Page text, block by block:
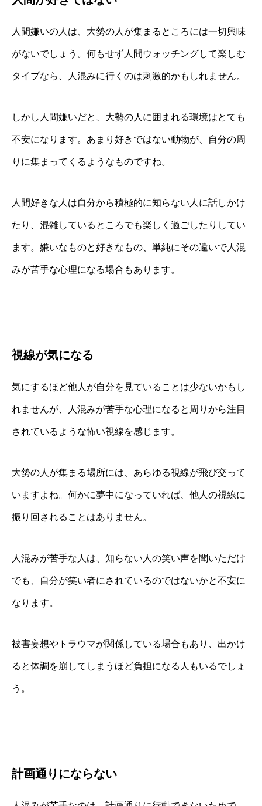
人間嫌いの人は、大勢の人が集まるところには一切興味
がないでしょう。何もせず人間ウォッチングして楽しむ
タイプなら、人混みに行くのは刺激的かもしれません。
しかし人間嫌いだと、大勢の人に囲まれる環境はとても
不安になります。あまり好きではない動物が、自分の周
りに集まってくるようなものですね。
人間好きな人は自分から積極的に知らない人に話しかけ
たり、混雑しているところでも楽しく過ごしたりしてい
ます。嫌いなものと好きなもの、単純にその違いで人混
みが苦手な心理になる場合もあります。
視線が気になる
気にするほど他人が自分を見ていることは少ないかもし
れませんが、人混みが苦手な心理になると周りから注目
されているような怖い視線を感じます。
大勢の人が集まる場所には、あらゆる視線が飛び交って
いますよね。何かに夢中になっていれば、他人の視線に
振り回されることはありません。
人混みが苦手な人は、知らない人の笑い声を聞いただけ
でも、自分が笑い者にされているのではないかと不安に
なります。
被害妄想やトラウマが関係している場合もあり、出かけ
ると体調を崩してしまうほど負担になる人もいるでしょ
う。
計画通りにならない